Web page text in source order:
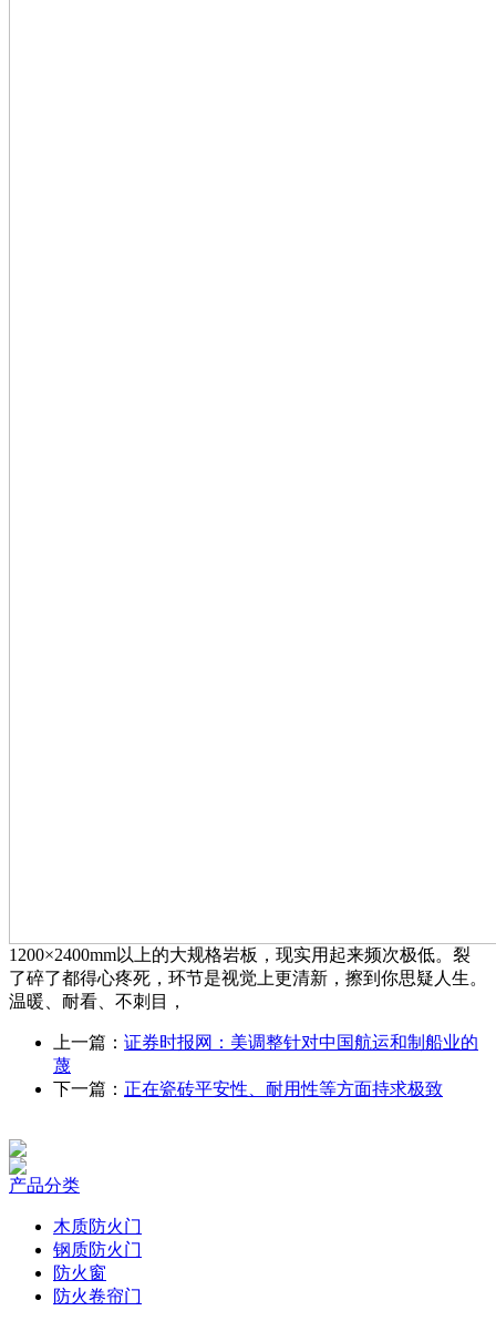
1200×2400mm以上的大规格岩板，现实用起来频次极低。裂
了碎了都得心疼死，环节是视觉上更清新，擦到你思疑人生。
温暖、耐看、不刺目，
上一篇： 证券时报网：美调整针对中国航运和制船业的
蔑
下一篇： 正在瓷砖平安性、耐用性等方面持求极致
产品分类
木质防火门
钢质防火门
防火窗
防火卷帘门